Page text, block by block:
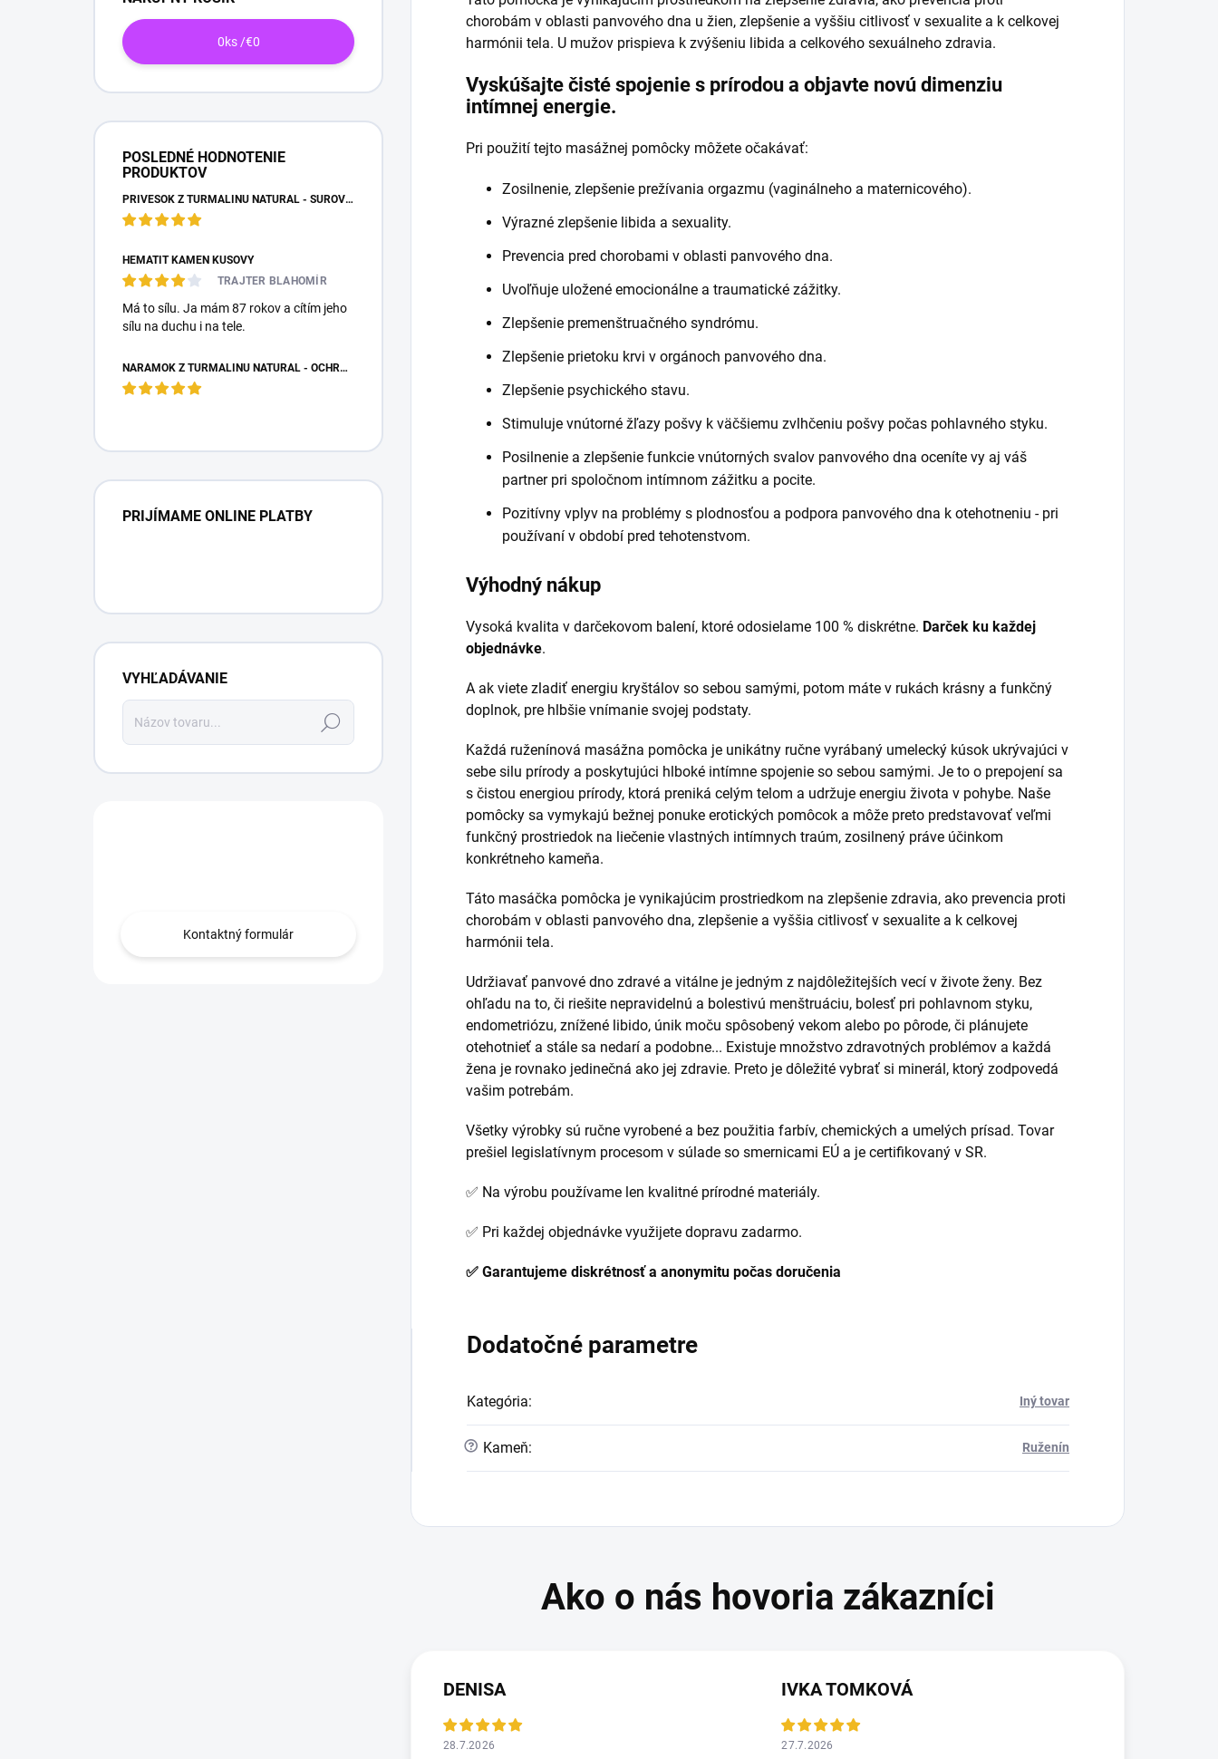
0ks /€0
POSLEDNÉ HODNOTENIE
PRODUKTOV
PRÍVESOK Z TURMALÍNU NATURAL - SUROVÝ NEOPRACOVANÝ KAMEŇ
HEMATIT KAMEŇ KUSOVÝ
TRAJTER BLAHOMÍR
Má to sílu. Ja mám 87 rokov a cítím jeho
sílu na duchu i na tele.
NÁRAMOK Z TURMALÍNU NATURAL - OCHRANNÝ KAMEŇ
PRIJÍMAME ONLINE PLATBY
VYHĽADÁVANIE
Hľadať
Kontaktný formulár
chorobám v oblasti panvového dna u žien, zlepšenie a vyššiu citlivosť v sexualite a k celkovej
harmónii tela. U mužov prispieva k zvýšeniu libida a celkového sexuálneho zdravia.
Vyskúšajte čisté spojenie s prírodou a objavte novú dimenziu
intímnej energie.
Pri použití tejto masážnej pomôcky môžete očakávať:
Zosilnenie, zlepšenie prežívania orgazmu (vaginálneho a maternicového).
Výrazné zlepšenie libida a sexuality.
Prevencia pred chorobami v oblasti panvového dna.
Uvoľňuje uložené emocionálne a traumatické zážitky.
Zlepšenie premenštruačného syndrómu.
Zlepšenie prietoku krvi v orgánoch panvového dna.
Zlepšenie psychického stavu.
Stimuluje vnútorné žľazy pošvy k väčšiemu zvlhčeniu pošvy počas pohlavného styku.
Posilnenie a zlepšenie funkcie vnútorných svalov panvového dna oceníte vy aj váš
partner pri spoločnom intímnom zážitku a pocite.
Pozitívny vplyv na problémy s plodnosťou a podpora panvového dna k otehotneniu - pri
používaní v období pred tehotenstvom.
Výhodný nákup
Vysoká kvalita v darčekovom balení, ktoré odosielame 100 % diskrétne. Darček ku každej
objednávke.
A ak viete zladiť energiu kryštálov so sebou samými, potom máte v rukách krásny a funkčný
doplnok, pre hlbšie vnímanie svojej podstaty.
Každá ruženínová masážna pomôcka je unikátny ručne vyrábaný umelecký kúsok ukrývajúci v
sebe silu prírody a poskytujúci hlboké intímne spojenie so sebou samými. Je to o prepojení sa
s čistou energiou prírody, ktorá preniká celým telom a udržuje energiu života v pohybe. Naše
pomôcky sa vymykajú bežnej ponuke erotických pomôcok a môže preto predstavovať veľmi
funkčný prostriedok na liečenie vlastných intímnych traúm, zosilnený práve účinkom
konkrétneho kameňa.
Táto masáčka pomôcka je vynikajúcim prostriedkom na zlepšenie zdravia, ako prevencia proti
chorobám v oblasti panvového dna, zlepšenie a vyššia citlivosť v sexualite a k celkovej
harmónii tela.
Udržiavať panvové dno zdravé a vitálne je jedným z najdôležitejších vecí v živote ženy. Bez
ohľadu na to, či riešite nepravidelnú a bolestivú menštruáciu, bolesť pri pohlavnom styku,
endometriózu, znížené libido, únik moču spôsobený vekom alebo po pôrode, či plánujete
otehotnieť a stále sa nedarí a podobne... Existuje množstvo zdravotných problémov a každá
žena je rovnako jedinečná ako jej zdravie. Preto je dôležité vybrať si minerál, ktorý zodpovedá
vašim potrebám.
Všetky výrobky sú ručne vyrobené a bez použitia farbív, chemických a umelých prísad. Tovar
prešiel legislatívnym procesom v súlade so smernicami EÚ a je certifikovaný v SR.
✅ Na výrobu používame len kvalitné prírodné materiály.
✅ Pri každej objednávke využijete dopravu zadarmo.
✅ Garantujeme diskrétnosť a anonymitu počas doručenia
Dodatočné parametre
Kategória: Iný tovar
? Kameň: Ruženín
DENISA
28.7.2026
IVKA TOMKOVÁ
27.7.2026